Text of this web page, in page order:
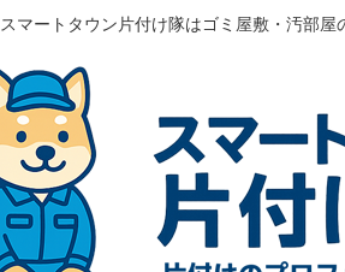
スマートタウン片付け隊はゴミ屋敷・汚部屋